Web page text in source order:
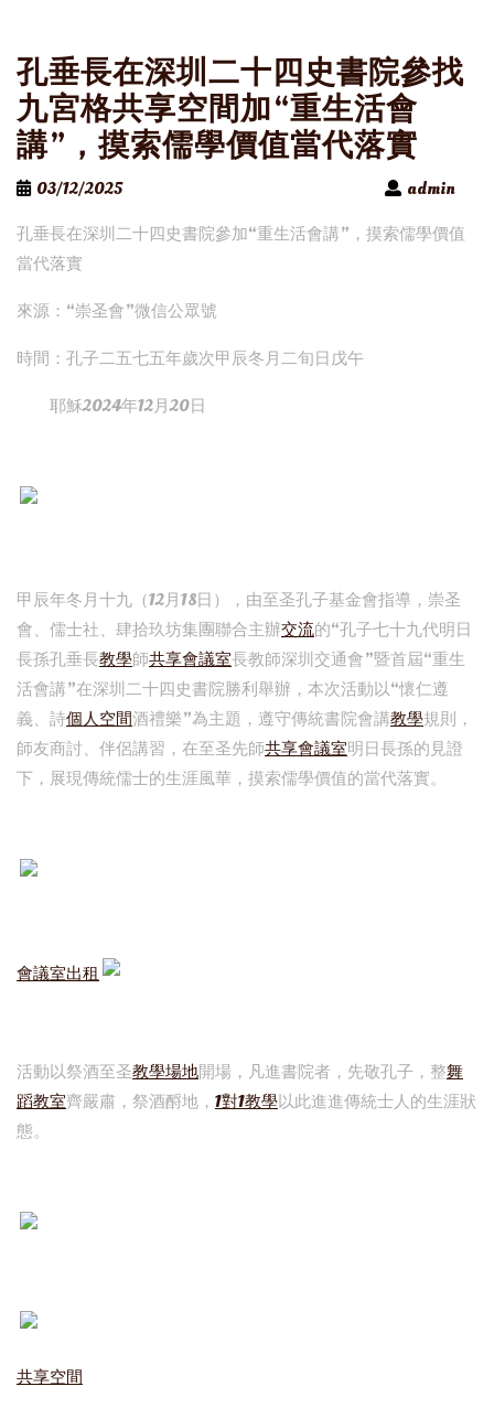
孔垂長在深圳二十四史書院參找
九宮格共享空間加“重生活會
講”，摸索儒學價值當代落實
03/12/2025
admin
孔垂長在深圳二十四史書院參加“重生活會講”，摸索儒學價值
當代落實
來源：“崇圣會”微信公眾號
時間：孔子二五七五年歲次甲辰冬月二旬日戊午
耶穌2024年12月20日
甲辰年冬月十九（12月18日），由至圣孔子基金會指導，崇圣
會、儒士社、肆拾玖坊集團聯合主辦交流的“孔子七十九代明日
長孫孔垂長教學師共享會議室長教師深圳交通會”暨首屆“重生
活會講”在深圳二十四史書院勝利舉辦，本次活動以“懷仁遵
義、詩個人空間酒禮樂”為主題，遵守傳統書院會講教學規則，
師友商討、伴侶講習，在至圣先師共享會議室明日長孫的見證
下，展現傳統儒士的生涯風華，摸索儒學價值的當代落實。
會議室出租
活動以祭酒至圣教學場地開場，凡進書院者，先敬孔子，整舞
蹈教室齊嚴肅，祭酒酹地， 1對1教學以此進進傳統士人的生涯狀
態。
共享空間